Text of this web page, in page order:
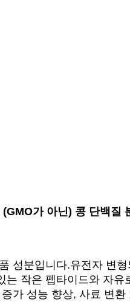
가 아닌) 콩 단백질
성분입니다.유전자 변
작은 펩타이드와 자유
가 성능 향상, 사료 변